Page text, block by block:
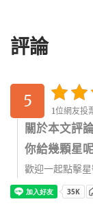
評論
5
1位網友投
關於本文評
你給幾顆星
歡迎一起點擊星